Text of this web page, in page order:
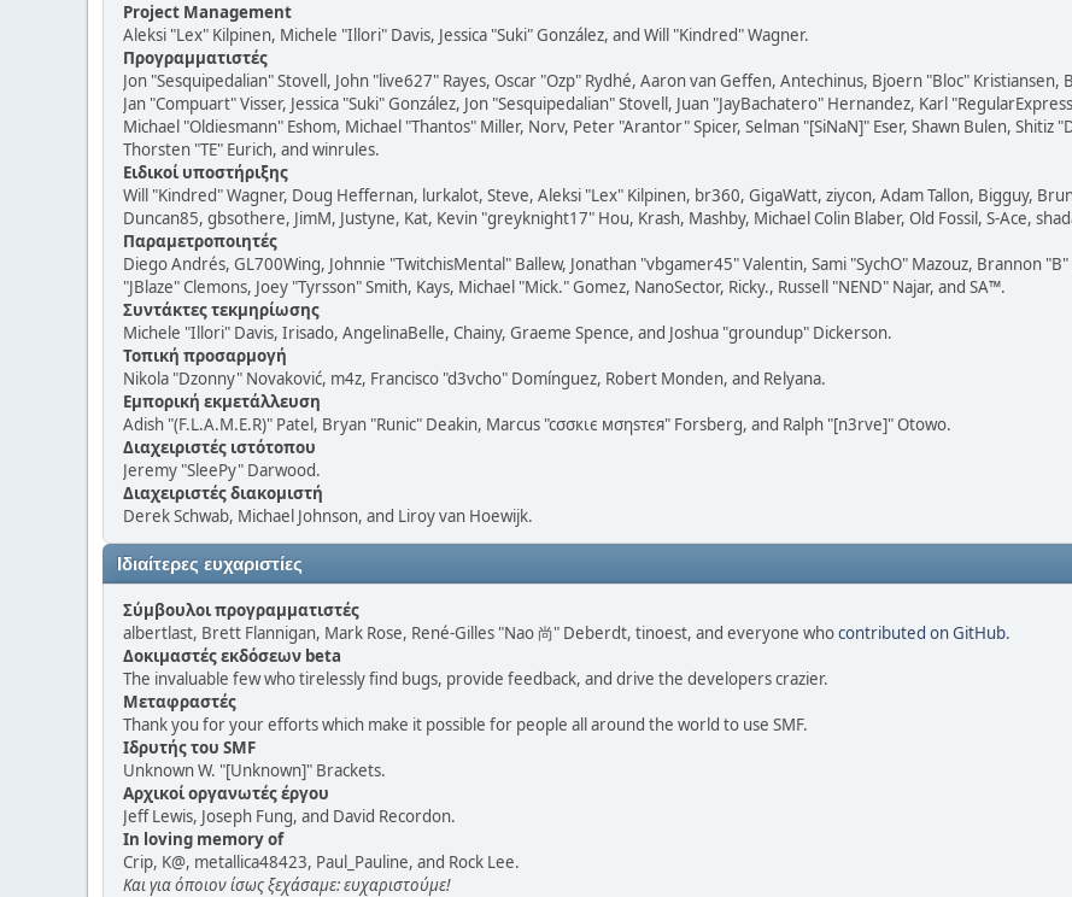
Project Management
Aleksi "Lex" Kilpinen, Michele "Illori" Davis, Jessica "Suki" González, and Will "Kindred" Wagner.
Προγραμματιστές
Jon "Sesquipedalian" Stovell, John "live627" Rayes, Oscar "Ozp" Rydhé, Aaron van Geffen, Antechinus, Bjoern "Bloc"
Jan "Compuart" Visser, Jessica "Suki" González, Jon "Sesquipedalian" Stovell, Juan "JayBachatero" Hernandez, Karl
Michael "Oldiesmann" Eshom, Michael "Thantos" Miller, Norv, Peter "Arantor" Spicer, Selman "[SiNaN]" Eser, Shawn Bulen,
Thorsten "TE" Eurich, and winrules.
Ειδικοί υποστήριξης
Will "Kindred" Wagner, Doug Heffernan, lurkalot, Steve, Aleksi "Lex" Kilpinen, br360, GigaWatt, ziycon, Adam Tallon, Bigguy,
Duncan85, gbsothere, JimM, Justyne, Kat, Kevin "greyknight17" Hou, Krash, Mashby, Michael Colin Blaber, Old Fossil, S-Ace,
Παραμετροποιητές
Diego Andrés, GL700Wing, Johnnie "TwitchisMental" Ballew, Jonathan "vbgamer45" Valentin, Sami "SychO" Mazouz, Brannon
"JBlaze" Clemons, Joey "Tyrsson" Smith, Kays, Michael "Mick." Gomez, NanoSector, Ricky., Russell "NEND" Najar, and SA™.
Συντάκτες τεκμηρίωσης
Michele "Illori" Davis, Irisado, AngelinaBelle, Chainy, Graeme Spence, and Joshua "groundup" Dickerson.
Τοπική προσαρμογή
Nikola "Dzonny" Novaković, m4z, Francisco "d3vcho" Domínguez, Robert Monden, and Relyana.
Εμπορική εκμετάλλευση
Adish "(F.L.A.M.E.R)" Patel, Bryan "Runic" Deakin, Marcus "cσσкιє мσηѕтєя" Forsberg, and Ralph "[n3rve]" Otowo.
Διαχειριστές ιστότοπου
Jeremy "SleePy" Darwood.
Διαχειριστές διακομιστή
Derek Schwab, Michael Johnson, and Liroy van Hoewijk.
Ιδιαίτερες ευχαριστίες
Σύμβουλοι προγραμματιστές
albertlast, Brett Flannigan, Mark Rose, René-Gilles "Nao 尚" Deberdt, tinoest, and everyone whocontributed on GitHub.
Δοκιμαστές εκδόσεων beta
The invaluable few who tirelessly find bugs, provide feedback, and drive the developers crazier.
Μεταφραστές
Thank you for your efforts which make it possible for people all around the world to use SMF.
Ιδρυτής του SMF
Unknown W. "[Unknown]" Brackets.
Αρχικοί οργανωτές έργου
Jeff Lewis, Joseph Fung, and David Recordon.
In loving memory of
Crip, K@, metallica48423, Paul_Pauline, and Rock Lee.
Και για όποιον ίσως ξεχάσαμε: ευχαριστούμε!